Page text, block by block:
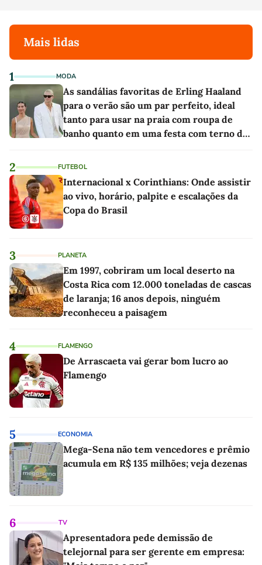
Mais lidas
1 MODA
As sandálias favoritas de Erling Haaland
para o verão são um par perfeito, ideal
tanto para usar na praia com roupa de
banho quanto em uma festa com terno de
2 FUTEBOL
Internacional x Corinthians: Onde assistir
ao vivo, horário, palpite e escalações da
Copa do Brasil
3 PLANETA
Em 1997, cobriram um local deserto na
Costa Rica com 12.000 toneladas de cascas
de laranja; 16 anos depois, ninguém
reconheceu a paisagem
4 FLAMENGO
De Arrascaeta vai gerar bom lucro ao
Flamengo
5 ECONOMIA
Mega-Sena não tem vencedores e prêmio
acumula em R$ 135 milhões; veja dezenas
6 TV
Apresentadora pede demissão de
telejornal para ser gerente em empresa: